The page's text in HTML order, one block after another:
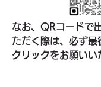
なお、QRコードで
ただく際は、 必ず最
クリックをお願いい